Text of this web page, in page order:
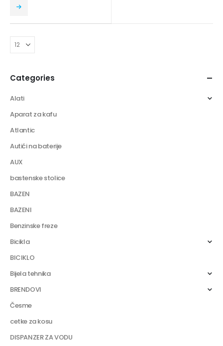
Categories
Alati
Aparat za kafu
Atlantic
Autići na baterije
AUX
bastenske stolice
BAZEN
BAZENI
Benzinske freze
Bicikla
BICIKLO
Bijela tehnika
BRENDOVI
Česme
cetke za kosu
DISPANZER ZA VODU